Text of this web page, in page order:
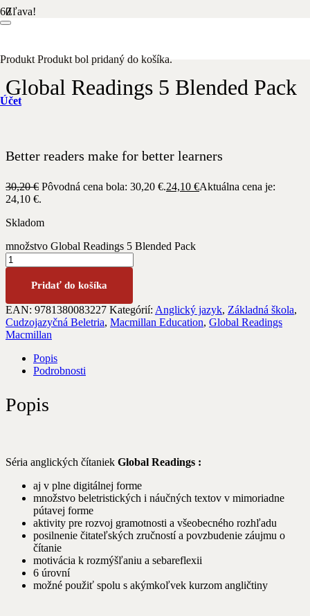
Produkt Produkt bol pridaný do košíka.
Účet
Zľava!
Global Readings 5 Blended Pack
Better readers make for better learners
30,20€ Pôvodná cena bola: 30,20 €.24,10 €Aktuálna cena je:
24,10 €.
Skladom
množstvo Global Readings 5 Blended Pack
Pridať do košíka
EAN: 9781380083227 Kategórií: Anglický jazyk, Základná škola,
Cudzojazyčná Beletria, Macmillan Education, Global Readings
Macmillan
Popis
Podrobnosti
Popis
Séria anglických čítaniek Global Readings :
aj v plne digitálnej forme
množstvo beletristických i náučných textov v mimoriadne
pútavej forme
aktivity pre rozvoj gramotnosti a všeobecného rozhľadu
posilnenie čitateľských zručností a povzbudenie záujmu o
čítanie
motivácia k rozmýšľaniu a sebareflexii
6 úrovní
možné použiť spolu s akýmkoľvek kurzom angličtiny